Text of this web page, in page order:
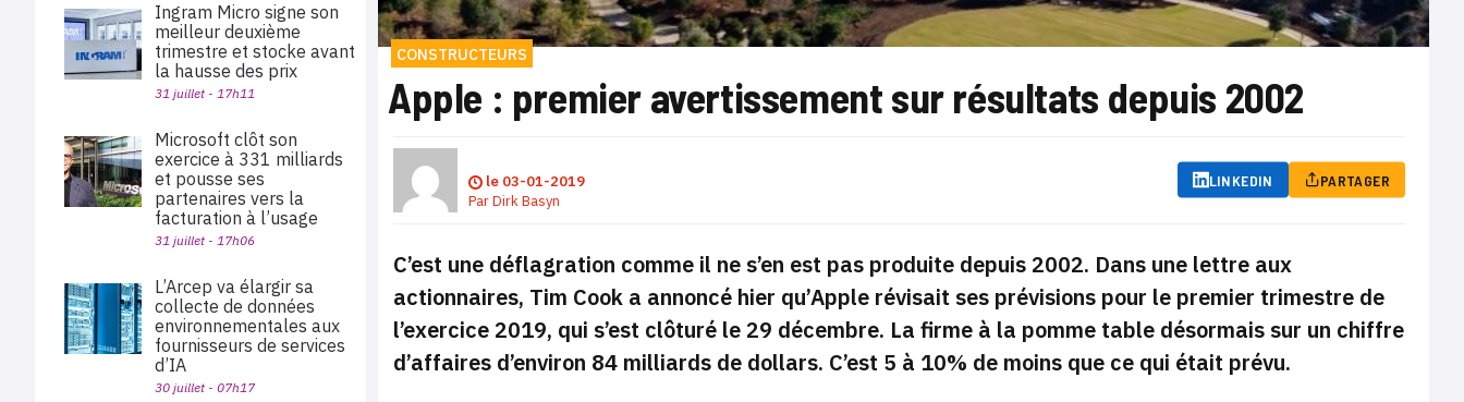
CONSTRUCTEURS
Apple : premier avertissement sur résultats depuis 2002
le 03-01-2019
ParDirk Basyn
LINKEDIN PARTAGER
C’est une déflagration comme il ne s’en est pas produite depuis 2002. Dans une lettre aux
actionnaires, Tim Cook a annoncé hier qu’Apple révisait ses prévisions pour le premier trimestre de
l’exercice 2019, qui s’est clôturé le 29 décembre. La firme à la pomme table désormais sur un chiffre
d’affaires d’environ 84 milliards de dollars. C’est 5 à 10% de moins que ce qui était prévu.
Ingram Micro signe son
meilleur deuxième
trimestre et stocke avant
la hausse des prix
31 juillet - 17h11
Microsoft clôt son
exercice à 331 milliards
et pousse ses
partenaires vers la
facturation à l’usage
31 juillet - 17h06
L’Arcep va élargir sa
collecte de données
environnementales aux
fournisseurs de services
d’IA
30 juillet - 07h17